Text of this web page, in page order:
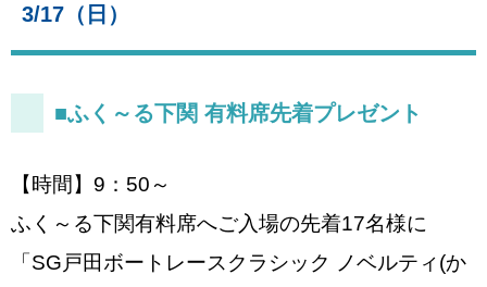
3/17（日）
■ふく～る下関 有料席先着プレゼント
【時間】9：50～
ふく～る下関有料席へご入場の先着17名様に
「SG戸田ボートレースクラシック ノベルティ(か